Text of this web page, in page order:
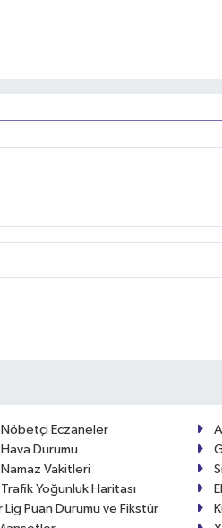
Eczaneler
Durumu
Vakitleri
Yoğunluk Haritası
Lig Puan Durumu ve Fikstür